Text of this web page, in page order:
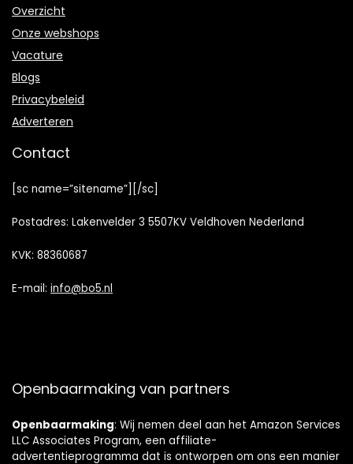
Overzicht
Onze webshops
Vacature
Blogs
Privacybeleid
Adverteren
Contact
[sc name=”sitename”][/sc]
Postadres: Lakenvelder 3 5507KV Veldhoven Nederland
KVK: 88360687
E-mail: info@bo5.nl
Openbaarmaking van partners
Openbaarmaking: Wij nemen deel aan het Amazon Services
LLC Associates Program, een affiliate-
advertentieprogramma dat is ontworpen om ons een manier